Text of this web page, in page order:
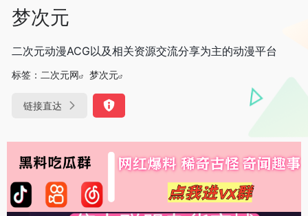
梦次元
二次元动漫ACG以及相关资源交流分享为主的动漫平台
标签： 二次元网 梦次元
链接直达